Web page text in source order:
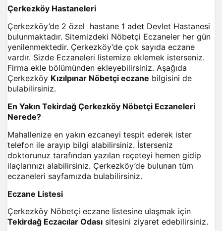
Çerkezköy Hastaneleri
Çerkezköy’de 2 özel hastane 1 adet Devlet Hastanesi
bulunmaktadır. Sitemizdeki Nöbetçi Eczaneler her gün
yenilenmektedir. Çerkezköy’de çok sayıda eczane
vardır. Sizde Eczaneleri listemize eklemek isterseniz.
Firma ekle bölümünden ekleyebilirsiniz. Aşağıda
Çerkezköy Kızılpınar Nöbetçi eczane bilgisini de
bulabilirsiniz.
En Yakın Tekirdağ Çerkezköy Nöbetçi Eczaneleri
Nerede?
Mahallenize en yakın ezcaneyi tespit ederek ister
telefon ile arayıp bilgi alabilirsiniz. İsterseniz
doktorunuz tarafından yazılan reçeteyi hemen gidip
ilaçlarınızı alabilirsiniz. Çerkezköy’de bulunan tüm
eczaneleri sayfamızda bulabilirsiniz.
Eczane Listesi
Çerkezköy Nöbetçi eczane listesine ulaşmak için
Tekirdağ Eczacılar Odası sitesini ziyaret edebilirsiniz.